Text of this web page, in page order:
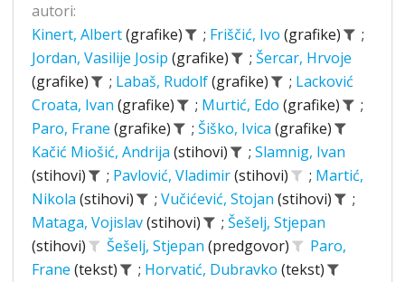
autori:
Kinert, Albert(grafike) ; Friščić, Ivo (grafike)
;
Jordan, Vasilije Josip (grafike) ; Šercar, Hrvoje
(grafike)
; Labaš, Rudolf(grafike) ; Lacković
Croata, Ivan (grafike) ; Murtić, Edo (grafike)
;
Paro, Frane (grafike) ; Šiško, Ivica (grafike)
Kačić Miošić, Andrija (stihovi) ; Slamnig, Ivan
(stihovi)
; Pavlović, Vladimir(stihovi) ; Martić,
Nikola (stihovi) ; Vučićević, Stojan (stihovi)
;
Mataga, Vojislav(stihovi) ; Šešelj, Stjepan
(stihovi)
Šešelj, Stjepan (predgovor)
Paro,
Frane (tekst) ; Horvatić, Dubravko (tekst)